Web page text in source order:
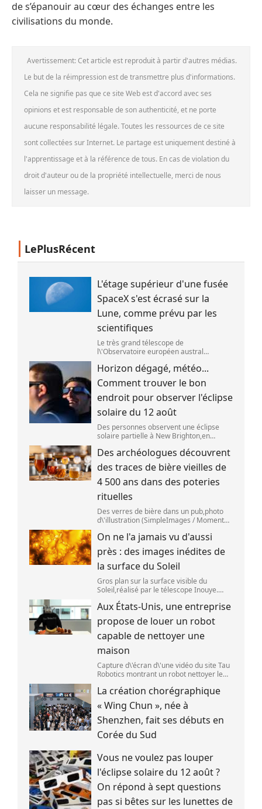
de s’épanouir au cœur des échanges entre les
civilisations du monde.
Avertissement: Cet article est reproduit à partir d'autres médias.
Le but de la réimpression est de transmettre plus d'informations.
Cela ne signifie pas que ce site Web est d'accord avec ses
opinions et est responsable de son authenticité, et ne porte
aucune responsabilité légale. Toutes les ressources de ce site
sont collectées sur Internet. Le partage est uniquement destiné à
l'apprentissage et à la référence de tous. En cas de violation du
droit d'auteur ou de la propriété intellectuelle, merci de nous
laisser un message.
LePlusRécent
L'étage supérieur d'une fusée
SpaceX s'est écrasé sur la
Lune, comme prévu par les
scientifiques
Le très grand télescope de
l\'Observatoire européen austral
que l\'étage supérieur d\'une fusée de
SpaceX s\'est bien écrasé sur la Lune,le 5
aoû
Horizon dégagé, météo...
Comment trouver le bon
endroit pour observer l'éclipse
solaire du 12 août
Des personnes observent une éclipse
solaire partielle à New Brighton,en
(SANKA VIDANAGAMA )
Des archéologues découvrent
des traces de bière vieilles de
4 500 ans dans des poteries
rituelles
Des verres de bière dans un pub,photo
d\'illustration (SimpleImages / Moment
alcoolisée du monde. Les premières
traces de bière ont été retrouvées ch
On ne l'a jamais vu d'aussi
près : des images inédites de
la surface du Soleil
Gros plan sur la surface visible du
Soleil,réalisé par le télescope Inouye.
(NSF/NSO/AURA/MPS) Certains se
préparent peut-être à photographier le
mieux possible l\'éclipse solaire,prévue le
1
Aux États-Unis, une entreprise
propose de louer un robot
capable de nettoyer une
maison
Capture d\'écran d\'une vidéo du site Tau
Robotics montrant un robot nettoyer le
Robotics)
La création chorégraphique
« Wing Chun », née à
Shenzhen, fait ses débuts en
Corée du Sud
Vous ne voulez pas louper
l'éclipse solaire du 12 août ?
On répond à sept questions
pas si bêtes sur les lunettes de